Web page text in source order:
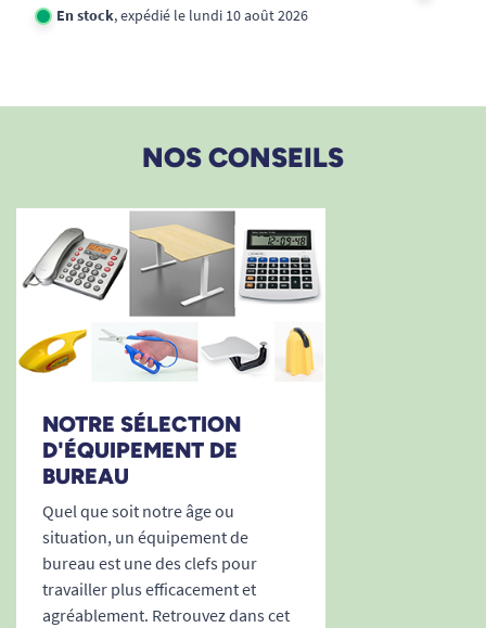
En stock, expédié le lundi 10 août 2026
NOS CONSEILS
NOTRE SÉLECTION
D'ÉQUIPEMENT DE
BUREAU
Quel que soit notre âge ou
situation, un équipement de
bureau est une des clefs pour
travailler plus efficacement et
agréablement. Retrouvez dans cet